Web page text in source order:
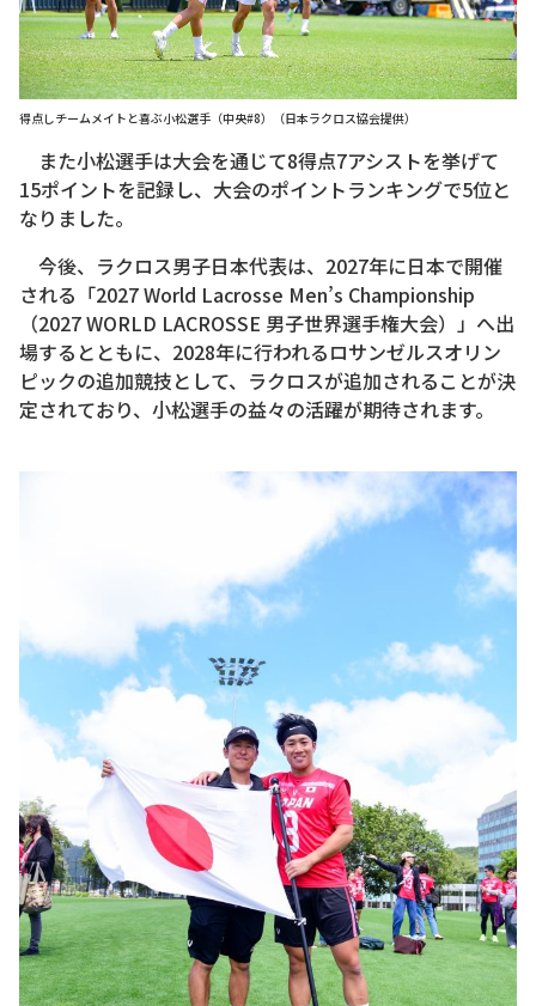
得点しチームメイトと喜ぶ小松選手（中央#8）（日本ラクロス協会提供）
また小松選手は大会を通じて8得点7アシストを挙げて
15ポイントを記録し、大会のポイントランキングで5位と
なりました。
今後、ラクロス男子日本代表は、2027年に日本で開催
される「2027 World Lacrosse Men’s Championship
（2027 WORLD LACROSSE 男子世界選手権大会）」へ出
場するとともに、2028年に行われるロサンゼルスオリン
ピックの追加競技として、ラクロスが追加されることが決
定されており、小松選手の益々の活躍が期待されます。